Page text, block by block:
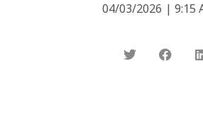
04/03/2026 | 9:15